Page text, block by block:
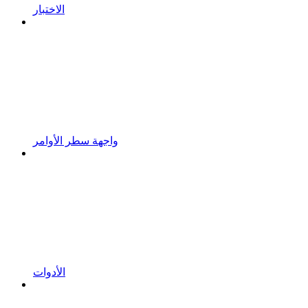
الاختبار
واجهة سطر الأوامر
الأدوات